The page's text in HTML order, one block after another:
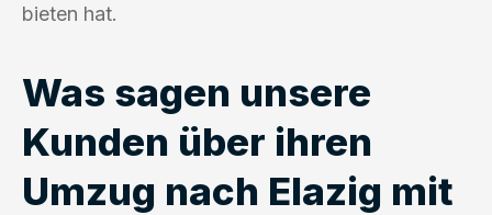
bieten hat.
Was sagen unsere
Kunden über ihren
Umzug nach Elazig mit